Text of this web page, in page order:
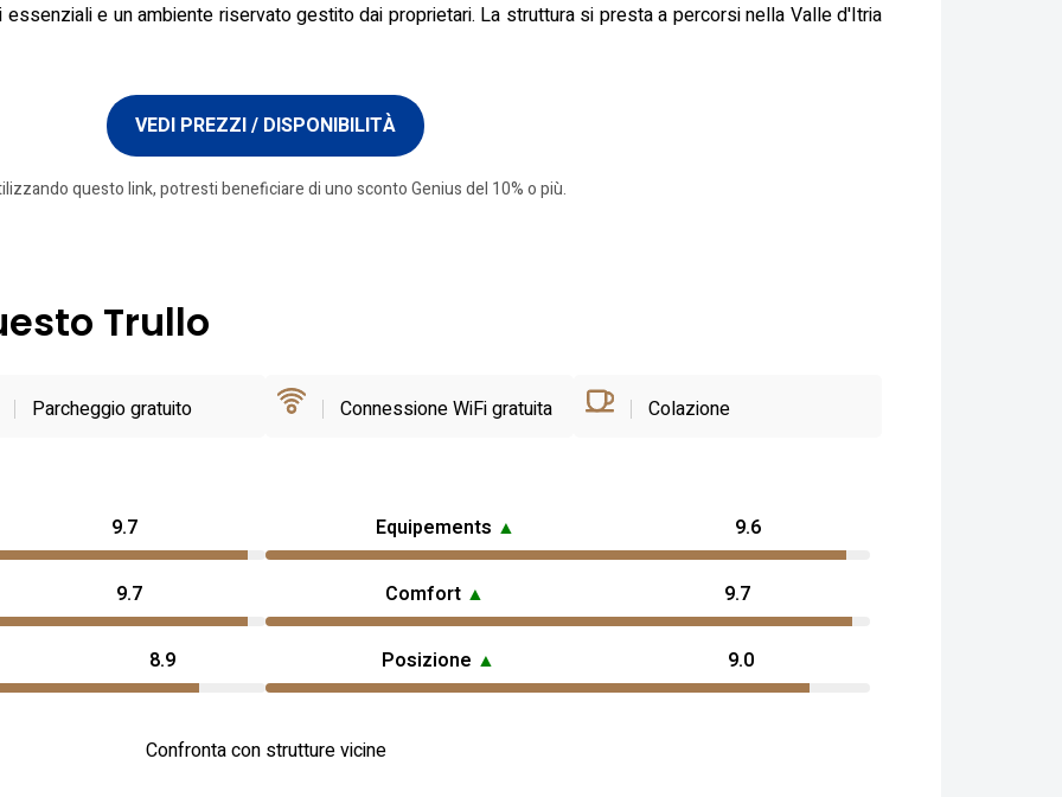
e un ambiente riservato gestito dai proprietari. La struttura si presta a percorsi nella Valle d'Itria
VEDI PREZZI / DISPONIBILITÀ
questo link, potresti beneficiare di uno sconto Genius del 10% o più.
Trullo
Parcheggio gratuito Connessione WiFi gratuita Colazione
9.7 Equipements ▲ 9.6
9.7 Comfort ▲ 9.7
8.9 Posizione ▲ 9.0
Confronta con strutture vicine